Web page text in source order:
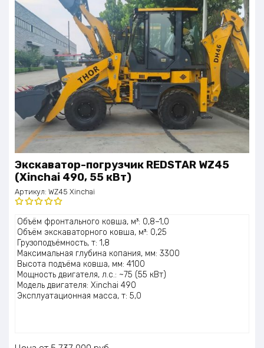
Экскаватор-погрузчик REDSTAR WZ45
(Xinchai 490, 55 кВт)
Артикул: WZ45 Xinchai
Оценка
5.00 из 5
Объём фронтального ковша, м³: 0,8–1,0
Объём экскаваторного ковша, м³: 0,25
Грузоподъёмность, т: 1,8
Максимальная глубина копания, мм: 3300
Высота подъёма ковша, мм: 4100
Мощность двигателя, л.с.: ~75 (55 кВт)
Модель двигателя: Xinchai 490
Эксплуатационная масса, т: 5,0